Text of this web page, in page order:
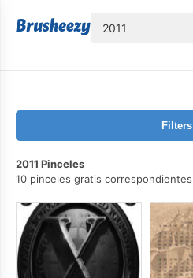
Filters
2011 Pinceles
10 pinceles gratis correspondientes